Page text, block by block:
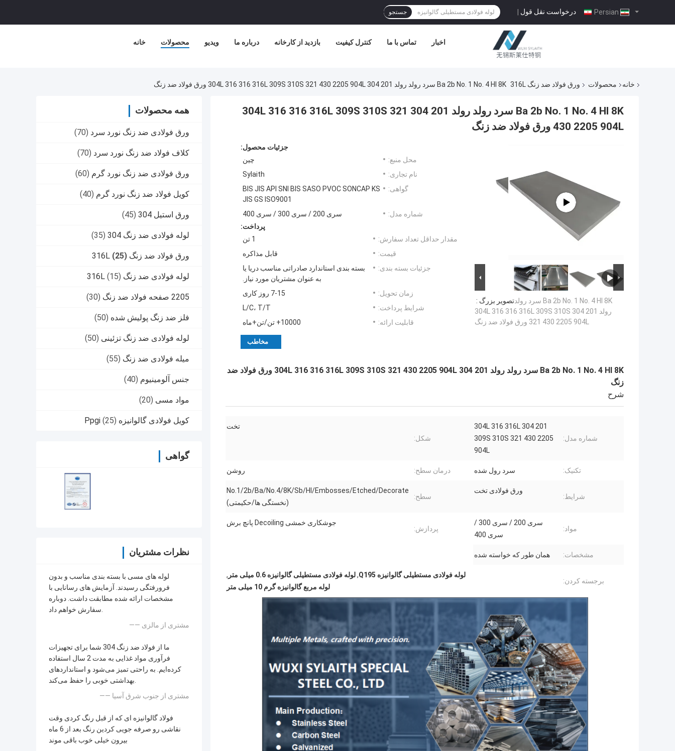
درخواست نقل قول | جستجو
خانه محصولات ویدیو درباره ما بازدید از کارخانه کنترل کیفیت تماس با ما اخبار
خانه محصولات ورق فولاد ضد زنگ 316L Ba 2b No. 1 No. 4 Hl 8K سرد رولد رولد 201 304 304L 316 316 316L 309S 310S 321 430 2205 904L ورق فولاد ضد زنگ
همه محصولات
ورق فولادی ضد زنگ نورد سرد (70)
کلاف فولاد ضد زنگ نورد سرد (70)
ورق فولادی ضد زنگ نورد گرم (60)
کویل فولاد ضد زنگ نورد گرم (40)
ورق استیل 304 (45)
لوله فولادی ضد زنگ 304 (35)
ورق فولاد ضد زنگ 316L (25)
لوله فولادی ضد زنگ 316L (15)
2205 صفحه فولاد ضد زنگ (30)
فلز ضد زنگ پولیش شده (50)
لوله فولادی ضد زنگ تزئینی (50)
میله فولادی ضد زنگ (55)
جنس آلومینیوم (40)
مواد مسی (20)
کویل فولادی گالوانیزه Ppgi (25)
گواهی
نظرات مشتریان
لوله های مسی با بسته بندی مناسب و بدون
فرورفتگی رسیدند. آزمایش های رسانایی با
مشخصات ارائه شده مطابقت داشت. دوباره
سفارش خواهم داد.
—— مشتری از مالزی
ما از فولاد ضد زنگ 304 شما برای تجهیزات
فرآوری مواد غذایی به مدت 2 سال استفاده
کرده‌ایم. به راحتی تمیز می‌شود و استانداردهای
بهداشتی خوبی را حفظ می‌کند.
—— مشتری از جنوب شرق آسیا
فولاد گالوانیزه ای که از قبل رنگ کردی وقت
نقاشی رو صرفه جویی کردین رنگ بعد از 6 ماه
بیرون خیلی خوب باقی موند
Ba 2b No. 1 No. 4 Hl 8K سرد رولد رولد 201 304 304L 316 316 316L 309S 310S 321
430 2205 904L ورق فولاد ضد زنگ
تصویر بزرگ :Ba 2b No. 1 No. 4 Hl 8K سرد رولد
رولد 201 304 304L 316 316 316L 309S 310S
321 430 2205 904L ورق فولاد ضد زنگ
جزئیات محصول:
محل منبع:
چین
نام تجاری:
Sylaith
گواهی:
BIS JIS API SNI BIS SASO PVOC SONCAP KS
JIS GS ISO9001
شماره مدل:
سری 200 / سری 300 / سری 400
پرداخت:
مقدار حداقل تعداد سفارش:
1 تن
قیمت:
قابل مذاکره
جزئیات بسته بندی:
بسته بندی استاندارد صادراتی مناسب دریا یا
به عنوان مشتریان مورد نیاز.
زمان تحویل:
7-15 روز کاری
شرایط پرداخت:
L/C، T/T
قابلیت ارائه:
10000+ تن/تن+ماه
مخاطب
Ba 2b No. 1 No. 4 Hl 8K سرد رولد رولد 201 304 304L 316 316 316L 309S 310S 321 430 2205 904L ورق فولاد ضد
زنگ
شرح
شماره مدل:
201 304 304L 316 316L
309S 310S 321 430 2205
904L
شکل:
تخت
تکنیک: سرد رول شده درمان سطح: روشن
شرایط:
ورق فولادی تخت
سطح:
No.1/2b/Ba/No.4/8K/Sb/Hl/Embosses/Etched/Decorate
(نخستگی ها/حکیمتی)
مواد:
سری 200 / سری 300 /
سری 400
پردازش:
جوشکاری خمشی Decoiling پانچ برش
مشخصات: همان طور که خواسته شده
برجسته کردن:
لوله فولادی مستطیلی گالوانیزه Q195 ,لوله فولادی مستطیلی گالوانیزه 0.6 میلی متر
,
لوله مربع گالوانیزه گرم 10 میلی متر